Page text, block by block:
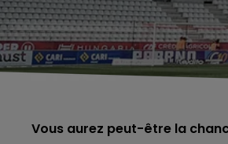
Vous aurez peut-être la